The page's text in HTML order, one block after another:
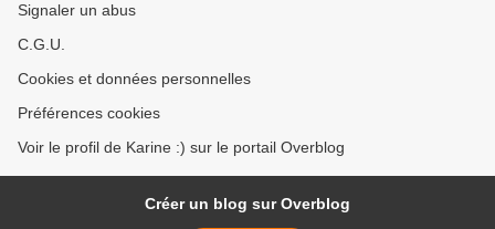
Signaler un abus
C.G.U.
Cookies et données personnelles
Préférences cookies
Voir le profil de Karine :) sur le portail Overblog
Créer un blog sur Overblog